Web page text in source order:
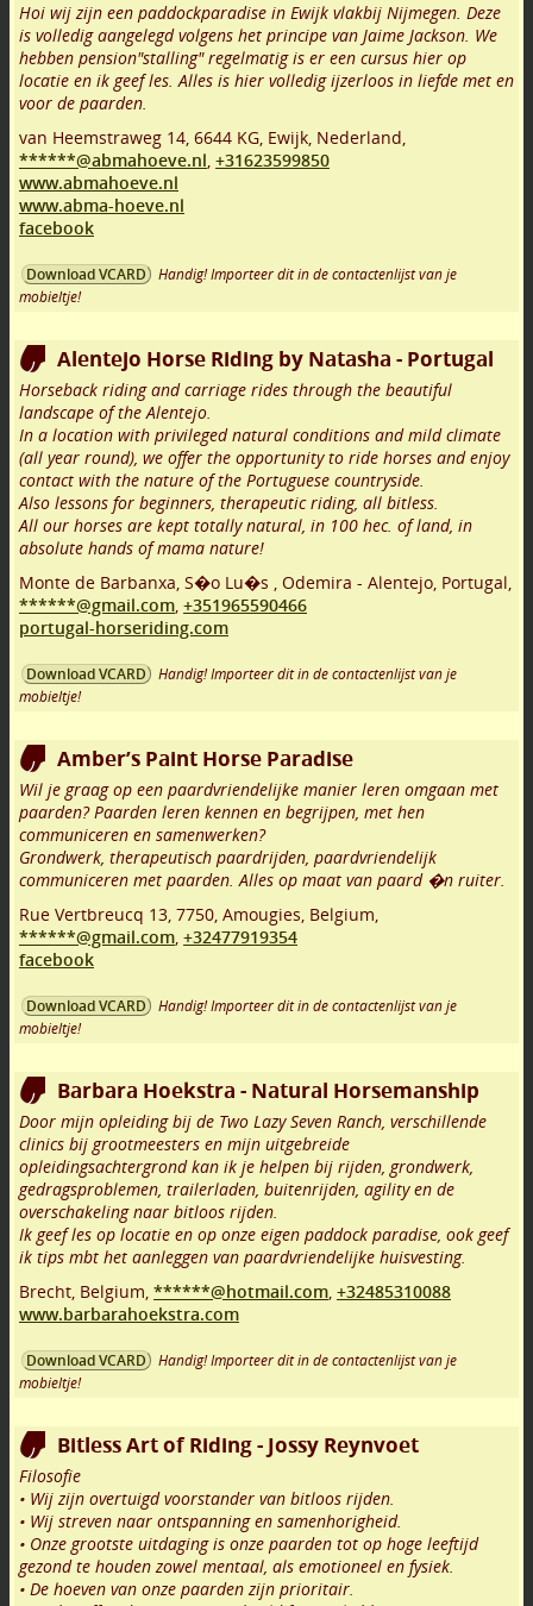
Hoi wij zijn een paddockparadise in Ewijk vlakbij Nijmegen. Deze
is volledig aangelegd volgens het principe van Jaime Jackson. We
hebben pension"stalling" regelmatig is er een cursus hier op
locatie en ik geef les. Alles is hier volledig ijzerloos in liefde met en
voor de paarden.
van Heemstraweg 14, 6644 KG, Ewijk, Nederland,
******@abmahoeve.nl, +31623599850
www.abmahoeve.nl
www.abma-hoeve.nl
facebook
Download VCARD
Handig! Importeer dit in de contactenlijst van je
mobieltje!
Alentejo Horse Riding by Natasha - Portugal
Horseback riding and carriage rides through the beautiful
landscape of the Alentejo.
In a location with privileged natural conditions and mild climate
(all year round), we offer the opportunity to ride horses and enjoy
contact with the nature of the Portuguese countryside.
Also lessons for beginners, therapeutic riding, all bitless.
All our horses are kept totally natural, in 100 hec. of land, in
absolute hands of mama nature!
Monte de Barbanxa, S�o Lu�s , Odemira - Alentejo, Portugal,
******@gmail.com, +351965590466
portugal-horseriding.com
Download VCARD
Handig! Importeer dit in de contactenlijst van je
mobieltje!
Amber’s Paint Horse Paradise
Wil je graag op een paardvriendelijke manier leren omgaan met
paarden? Paarden leren kennen en begrijpen, met hen
communiceren en samenwerken?
Grondwerk, therapeutisch paardrijden, paardvriendelijk
communiceren met paarden. Alles op maat van paard �n ruiter.
Rue Vertbreucq 13, 7750, Amougies, Belgium,
******@gmail.com, +32477919354
facebook
Download VCARD
Handig! Importeer dit in de contactenlijst van je
mobieltje!
Barbara Hoekstra - Natural Horsemanship
Door mijn opleiding bij de Two Lazy Seven Ranch, verschillende
clinics bij grootmeesters en mijn uitgebreide
opleidingsachtergrond kan ik je helpen bij rijden, grondwerk,
gedragsproblemen, trailerladen, buitenrijden, agility en de
overschakeling naar bitloos rijden.
Ik geef les op locatie en op onze eigen paddock paradise, ook geef
ik tips mbt het aanleggen van paardvriendelijke huisvesting.
Brecht, Belgium, ******@hotmail.com, +32485310088
www.barbarahoekstra.com
Download VCARD
Handig! Importeer dit in de contactenlijst van je
mobieltje!
Bitless Art of Riding - Jossy Reynvoet
Filosofie
• Wij zijn overtuigd voorstander van bitloos rijden.
• Wij streven naar ontspanning en samenhorigheid.
• Onze grootste uitdaging is onze paarden tot op hoge leeftijd
gezond te houden zowel mentaal, als emotioneel en fysiek.
• De hoeven van onze paarden zijn prioritair.